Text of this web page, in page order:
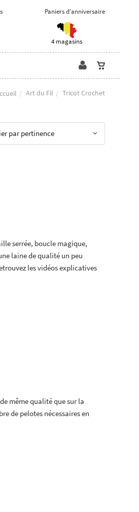
Paniers d'anniversaire
4 magasins
Art du Fil Tricot Crochet
par pertinence
serrée, boucle magique,
laine de qualité un peu
les vidéos explicatives
même qualité que sur la
de pelotes nécessaires en